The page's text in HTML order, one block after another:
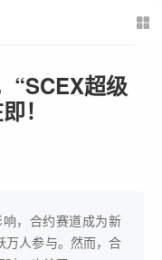
“SCEX超级
！
，合约赛道成为新
万人参与。然而，合